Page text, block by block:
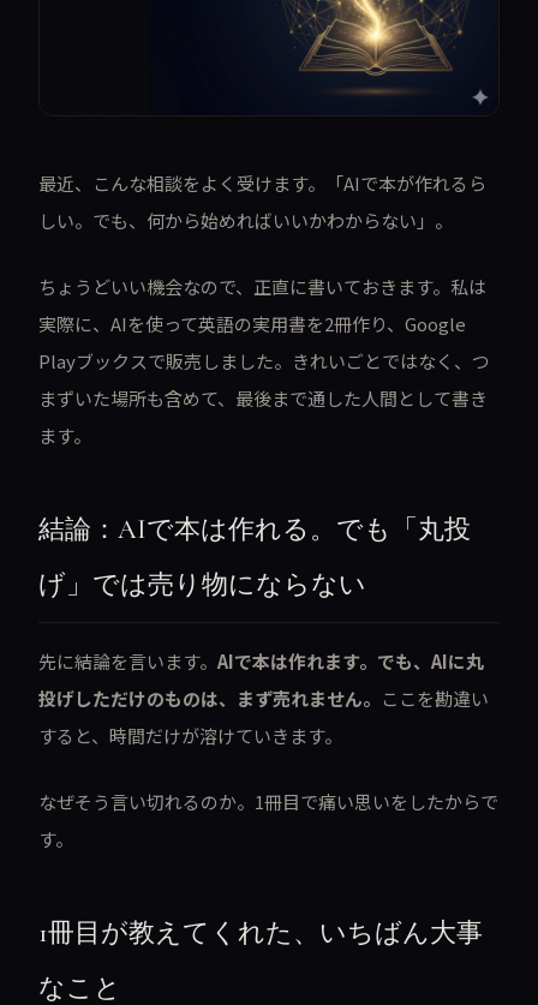
最近、こんな相談をよく受けます。「AIで本が作れるら
しい。でも、何から始めればいいかわからない」。
ちょうどいい機会なので、正直に書いておきます。私は
実際に、AIを使って英語の実用書を2冊作り、Google
Playブックスで販売しました。きれいごとではなく、つ
まずいた場所も含めて、最後まで通した人間として書き
ます。
結論：AIで本は作れる。でも「丸投
げ」では売り物にならない
先に結論を言います。 AIで本は作れます。でも、AIに丸
投げしただけのものは、まず売れません。 ここを勘違い
すると、時間だけが溶けていきます。
なぜそう言い切れるのか。1冊目で痛い思いをしたからで
す。
1冊目が教えてくれた、いちばん大事
なこと